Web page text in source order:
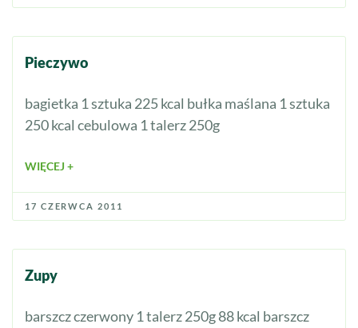
Pieczywo
bagietka 1 sztuka 225 kcal bułka maślana 1 sztuka
250 kcal cebulowa 1 talerz 250g
WIĘCEJ +
17 CZERWCA 2011
Zupy
barszcz czerwony 1 talerz 250g 88 kcal barszcz